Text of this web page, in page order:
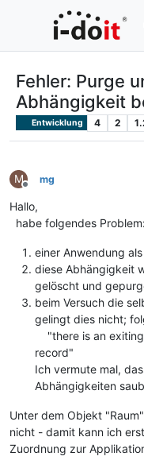
Fehler: Purge
Abhängigkeit
Entwicklung 4 2
M
Offline
mg
Hallo,
habe folgendes Problem:
einer Anwendung
diese Abhängigkeit
gelöscht und
beim Versuch die
gelingt dies nicht;
"there is an
record"
Ich vermute mal,
Abhängigkeiten
Unter dem Objekt
nicht - damit kann ich
Zuordnung zur